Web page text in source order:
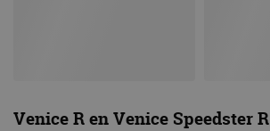
Venice R en Venice Speedster R